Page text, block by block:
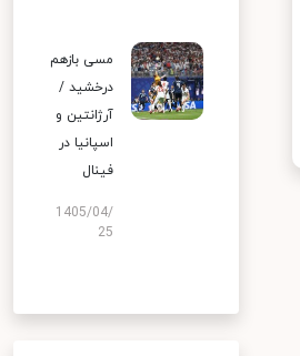
مسی بازهم
درخشید /
آرژانتین و
اسپانیا در
فینال
1405/04/
25